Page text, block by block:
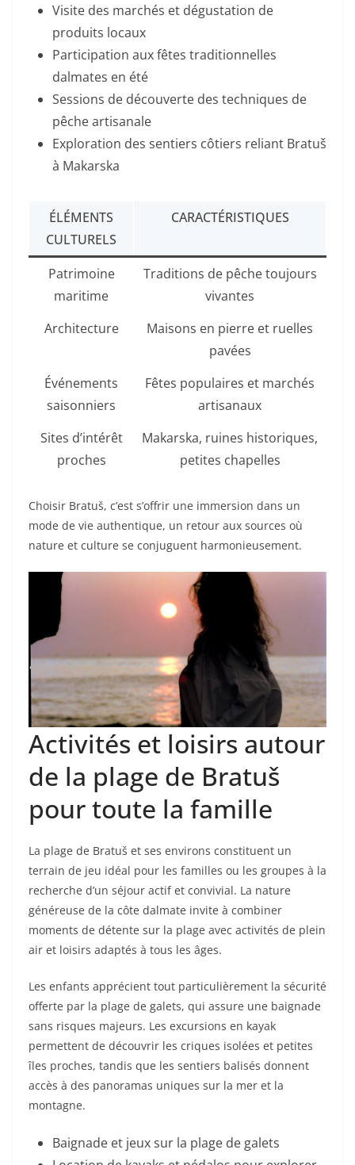
Visite des marchés et dégustation de
produits locaux
Participation aux fêtes traditionnelles
dalmates en été
Sessions de découverte des techniques de
pêche artisanale
Exploration des sentiers côtiers reliant Bratuš
à Makarska
ÉLÉMENTS
CULTURELS
CARACTÉRISTIQUES
Patrimoine
maritime
Traditions de pêche toujours
vivantes
Architecture
Maisons en pierre et ruelles
pavées
Événements
saisonniers
Fêtes populaires et marchés
artisanaux
Sites d’intérêt
proches
Makarska, ruines historiques,
petites chapelles
Choisir Bratuš, c’est s’offrir une immersion dans un
mode de vie authentique, un retour aux sources où
nature et culture se conjuguent harmonieusement.
Activités et loisirs autour
de la plage de Bratuš
pour toute la famille
La plage de Bratuš et ses environs constituent un
terrain de jeu idéal pour les familles ou les groupes à la
recherche d’un séjour actif et convivial. La nature
généreuse de la côte dalmate invite à combiner
moments de détente sur la plage avec activités de plein
air et loisirs adaptés à tous les âges.
Les enfants apprécient tout particulièrement la sécurité
offerte par la plage de galets, qui assure une baignade
sans risques majeurs. Les excursions en kayak
permettent de découvrir les criques isolées et petites
îles proches, tandis que les sentiers balisés donnent
accès à des panoramas uniques sur la mer et la
montagne.
Baignade et jeux sur la plage de galets